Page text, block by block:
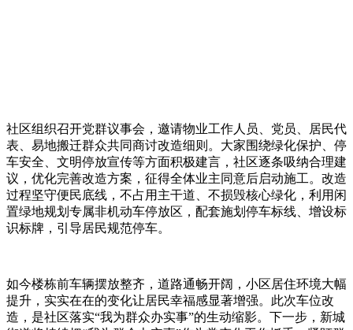
社区组织召开党群议事会，邀请物业工作人员、党员、居民代
表、易地搬迁群众共同商讨改造细则。大家围绕绿化保护、停
车安全、文明停放宣传等方面积极建言，社区逐条吸纳合理建
议，优化完善改造方案，征得全体业主同意后启动施工。改造
过程坚守便民底线，不占用主干道、不损毁核心绿化，利用闲
置绿地规划专属非机动车停放区，配套施划停车标线、增设标
识标牌，引导居民规范停车。
如今楼栋前车辆摆放整齐，道路通畅开阔，小区居住环境大幅
提升，实实在在的变化让居民幸福感显著增强。此次车位改
造，是社区落实“我为群众办实事”的生动缩影。下一步，新城